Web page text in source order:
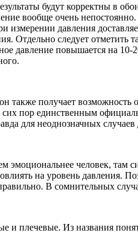
будут корректны в
вообще очень
давления
Отдельно следует отметить
давление повышается на
также получает
пор единственным
для неоднозначных
эмоциональнее человек,
на уровень давления.
В сомнительных
и плечевые. Из названия